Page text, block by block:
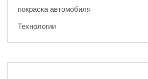
покраска автомобиля
Технологии